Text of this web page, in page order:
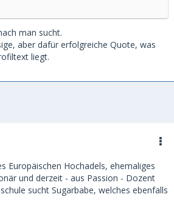
man sucht.
aber dafür erfolgreiche Quote, was
liegt.
Europäischen Hochadels, ehemaliges
und derzeit - aus Passion - Dozent
sucht Sugarbabe, welches ebenfalls